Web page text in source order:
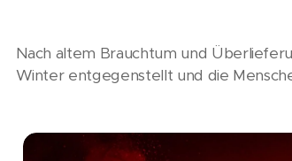
Nach altem Brauchtum und
Winter entgegenstellt und die